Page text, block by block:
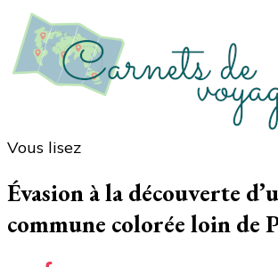
voyages, des conseils et avis sur les
Vous lisez
Évasion à la découverte
commune colorée loin de